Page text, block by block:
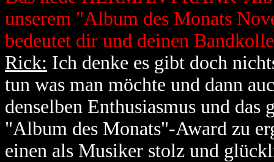
unserem "Album des Monats
bedeutet dir und deinen
Rick: Ich denke es gibt doch
tun was man möchte und dann
denselben Enthusiasmus und
"Album des Monats"-Award zu
einen als Musiker stolz und